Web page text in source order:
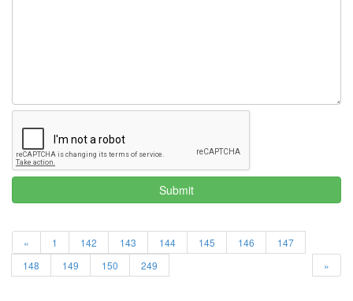
Submit
« 1 142 143 144 145 146
147
148
149 150 249 »